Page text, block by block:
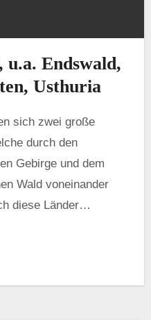
Endswald,
Usthuria
durch den
Gebirge und dem
Wald voneinander
diese Länder…